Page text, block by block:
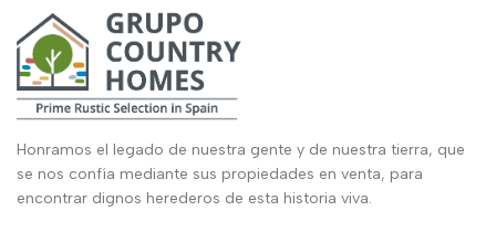
Honramos el legado de nuestra gente y de nuestra tierra, que
se nos confía mediante sus propiedades en venta, para
encontrar dignos herederos de esta historia viva.